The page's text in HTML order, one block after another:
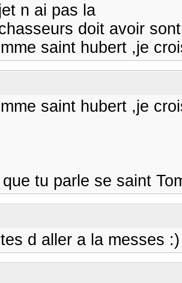
n ai pas la
doit avoir
saint hubert ,je
saint hubert ,je
tu parle se saint
d aller a la messes :)